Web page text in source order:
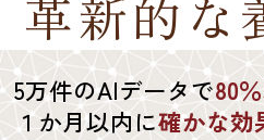
革新的な
5万件のAIデータで80
１か月以内に確かな効